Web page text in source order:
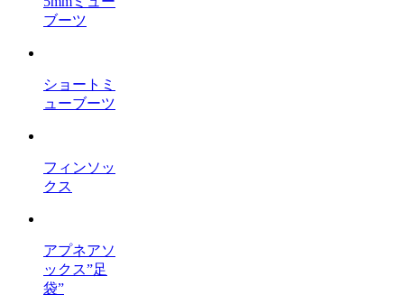
ブーツ
ショートミ
ューブーツ
フィンソッ
クス
アプネアソ
ックス”足
袋”